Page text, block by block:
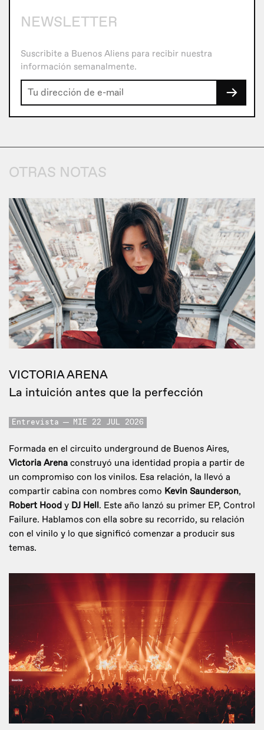
NEWSLETTER
Suscribite a Buenos Aliens para recibir nuestra
información semanalmente.
→
OTRAS NOTAS
VICTORIA ARENA
La intuición antes que la perfección
Entrevista MIE 22 JUL 2026
Formada en el circuito underground de Buenos Aires,
Victoria Arena construyó una identidad propia a partir de
un compromiso con los vinilos. Esa relación, la llevó a
compartir cabina con nombres como Kevin Saunderson,
Robert Hood y DJ Hell. Este año lanzó su primer EP, Control
Failure. Hablamos con ella sobre su recorrido, su relación
con el vinilo y lo que significó comenzar a producir sus
temas.